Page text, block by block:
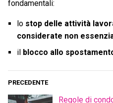
fondamentali:
lo stop delle attività
considerate non
il blocco allo
PRECEDENTE
Regole di